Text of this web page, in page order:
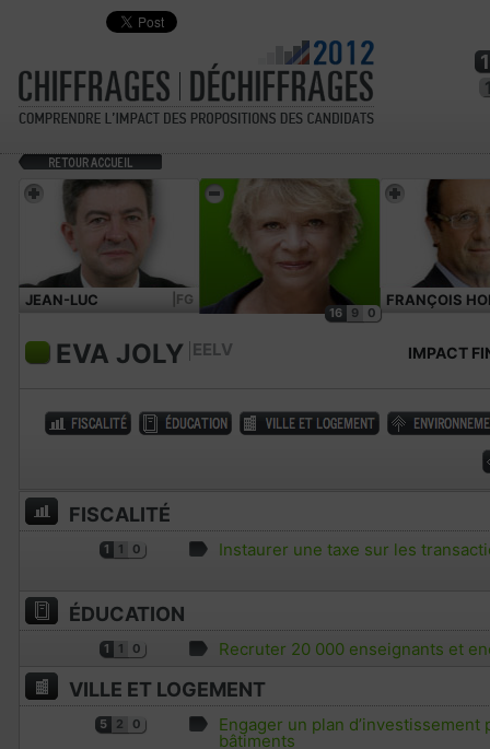
JEAN-LUC
|FG
16 9 0
FRANÇOIS
EVA JOLY EELV IMPACT
FISCALITÉ
1 1 0 Instaurer une taxe sur les
ÉDUCATION
1 1 0 Recruter 20 000 enseignants et
VILLE ET LOGEMENT
5 2 0 Engager un plan
bâtiments